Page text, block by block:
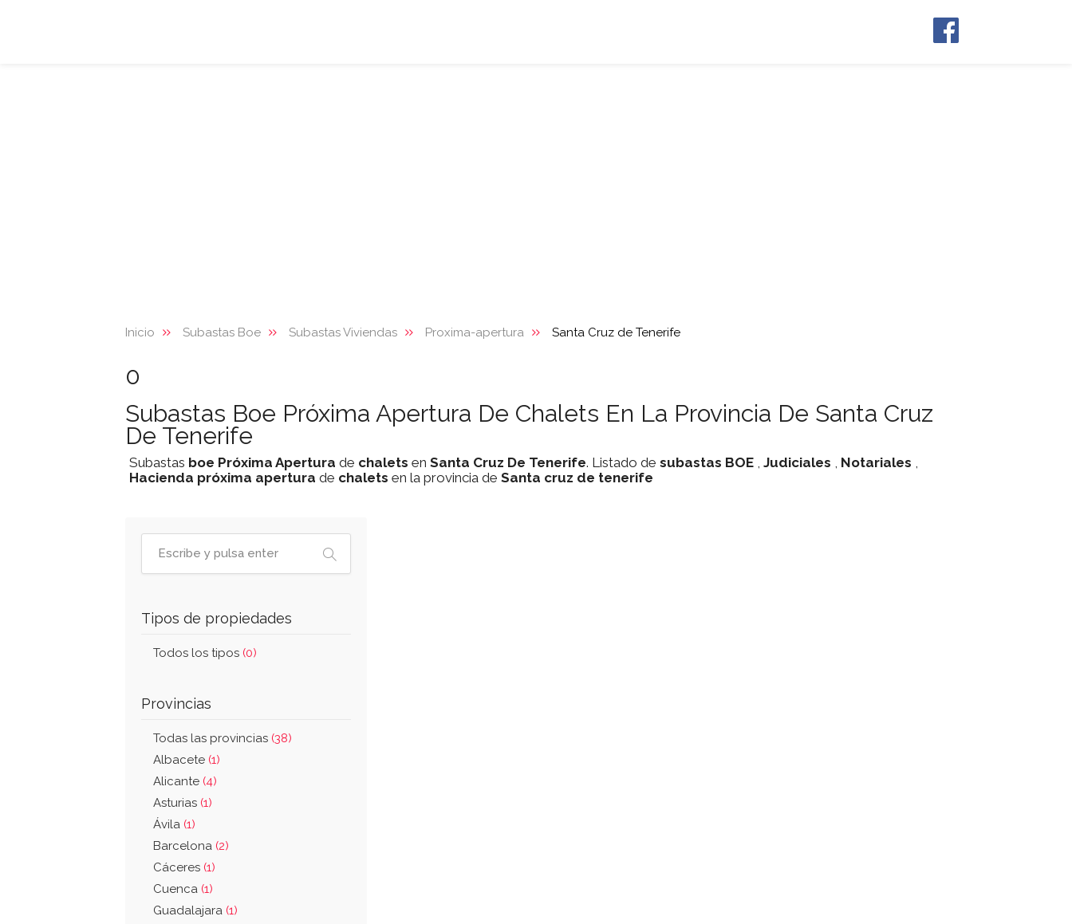
Inicio Subastas Boe Subastas Viviendas Proxima-apertura Santa Cruz de Tenerife
0
Subastas Boe Próxima Apertura De Chalets En La Provincia De Santa Cruz
De Tenerife
Subastas boe Próxima Apertura de chalets en Santa Cruz De Tenerife. Listado de subastas BOE , Judiciales , Notariales ,
Hacienda próxima apertura de chalets en la provincia de Santa cruz de tenerife
Tipos de propiedades
Todos los tipos (0)
Provincias
Todas las provincias (38)
Albacete (1)
Alicante (4)
Asturias (1)
Ávila (1)
Barcelona (2)
Cáceres (1)
Cuenca (1)
Guadalajara (1)